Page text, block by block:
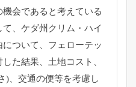
会であると考えている
、ケダ州クリム・ ハイ
ついて、フェローテッ
た結果、土地コスト、
)、交通の便等を考慮し